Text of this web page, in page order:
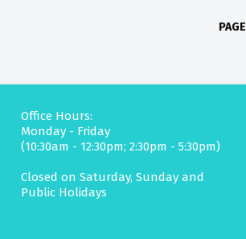
PAGE
Office Hours:
Monday - Friday
(10:30am - 12:30pm; 2:30pm - 5:30pm)
Closed on Saturday, Sunday and
Public Holidays